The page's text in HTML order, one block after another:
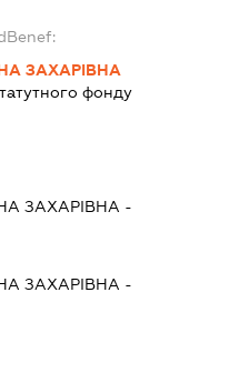
ЗАХАРІВНА
фонду
ЗАХАРІВНА -
ЗАХАРІВНА -